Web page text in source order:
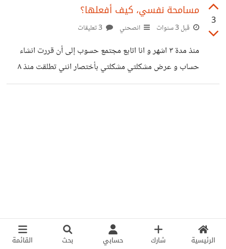
الرئيسية شارك حسابي بحث القائمة
3
مسامحة نفسي، كيف أفعلها؟
قبل 3 سنوات انصحني
منذ مدة ٣ اشهر و انا اتابع مجتمع حسوب إلى أن قررت انشاء
حساب و عرض مشكلتي مشكلتي بأختصار انني تطلقت منذ ٨
أشهر و كلانا السبب في الطلاق المشكلة انني لا استطيع مسامحة